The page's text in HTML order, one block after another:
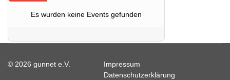
Es wurden keine Events gefunden
© 2026 gunnet e.V.
Impressum
Datenschutzerklärung